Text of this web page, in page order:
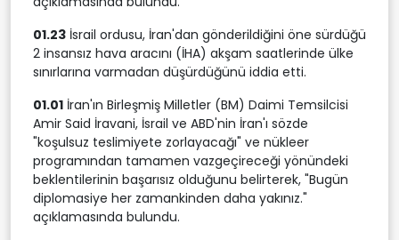
01.23 İsrail ordusu, İran'dan gönderildiğini öne sürdüğü
2 insansız hava aracını (İHA) akşam saatlerinde ülke
sınırlarına varmadan düşürdüğünü iddia etti.
01.01 İran'ın Birleşmiş Milletler (BM) Daimi Temsilcisi
Amir Said İravani, İsrail ve ABD'nin İran'ı sözde
"koşulsuz teslimiyete zorlayacağı" ve nükleer
programından tamamen vazgeçireceği yönündeki
beklentilerinin başarısız olduğunu belirterek, "Bugün
diplomasiye her zamankinden daha yakınız."
açıklamasında bulundu.